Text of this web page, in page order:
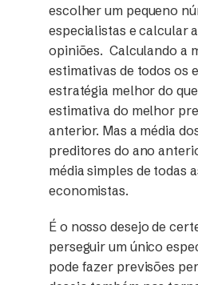
escolher um pequeno
especialistas e calcular
opiniões. Calculando a
estimativas de todos os
estratégia melhor do
estimativa do melhor
anterior. Mas a média
preditores do ano
média simples de todas
economistas.
É o nosso desejo de
perseguir um único
pode fazer previsões